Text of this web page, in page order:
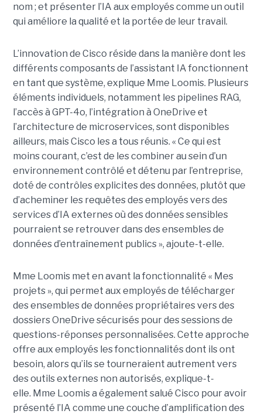
nom ; et présenter l’IA aux employés comme un outil
qui améliore la qualité et la portée de leur travail.
L’innovation de Cisco réside dans la manière dont les
différents composants de l’assistant IA fonctionnent
en tant que système, explique Mme Loomis. Plusieurs
éléments individuels, notamment les pipelines RAG,
l’accès à GPT-4o, l’intégration à OneDrive et
l’architecture de microservices, sont disponibles
ailleurs, mais Cisco les a tous réunis. « Ce qui est
moins courant, c’est de les combiner au sein d’un
environnement contrôlé et détenu par l’entreprise,
doté de contrôles explicites des données, plutôt que
d’acheminer les requêtes des employés vers des
services d’IA externes où des données sensibles
pourraient se retrouver dans des ensembles de
données d’entraînement publics », ajoute-t-elle.
Mme Loomis met en avant la fonctionnalité « Mes
projets », qui permet aux employés de télécharger
des ensembles de données propriétaires vers des
dossiers OneDrive sécurisés pour des sessions de
questions-réponses personnalisées. Cette approche
offre aux employés les fonctionnalités dont ils ont
besoin, alors qu’ils se tourneraient autrement vers
des outils externes non autorisés, explique-t-
elle. Mme Loomis a également salué Cisco pour avoir
présenté l’IA comme une couche d’amplification des